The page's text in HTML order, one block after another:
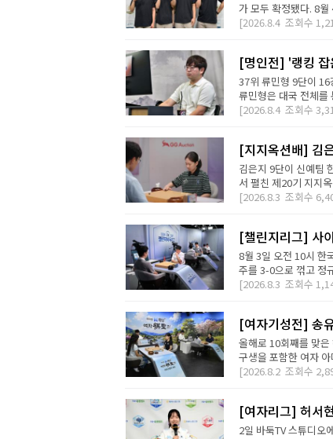
가 모두 확정됐다. 8
[2026.8.4 조회수
[명인전] '랭킹
37위 류민형 9단이
류민형은 대국 전체를
[2026.8.4 조회수
[지지옥션배] 김
김은지 9단이 신예팀
서 펼친 제20기 지지
[2026.8.3 조회수
[챌린지리그] 사
8월 3일 오전 10시 한
주를 3-0으로 꺾고 정
[2026.8.3 조회수
[여자기성전] 송
올해로 10회째를 맞
구생을 포함한 여자
[2026.8.2 조회수
[여자리그] 허서
2일 바둑TV 스튜디오